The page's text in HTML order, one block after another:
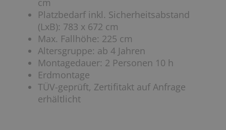
Platzbedarf inkl. Sicherheitsabstand
(LxB): 783 x 672 cm
Max. Fallhöhe: 225 cm
Altersgruppe: ab 4 Jahren
Montagedauer: 2 Personen 10 h
Erdmontage
TÜV-geprüft, Zertifitakt auf Anfrage
erhältlicht